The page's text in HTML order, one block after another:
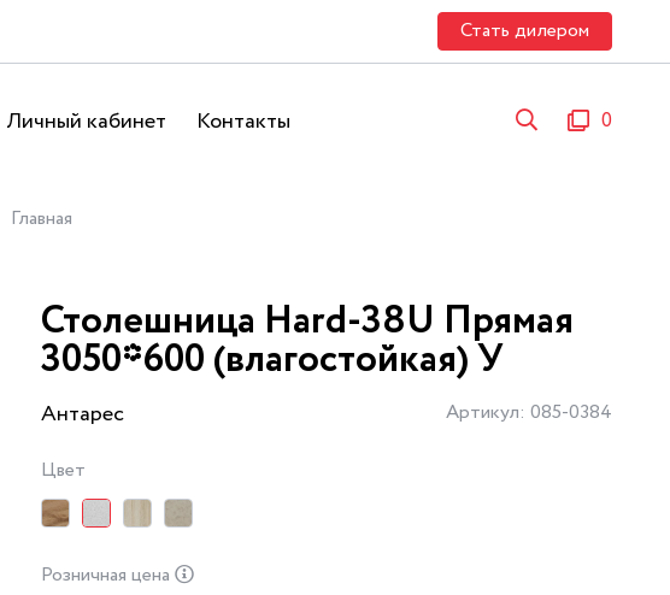
Стать дилером
Личный кабинет Контакты 0
Главная
Столешница Hard-38U Прямая
3050*600 (влагостойкая) У
Антарес Артикул: 085-0384
Цвет
Розничная цена